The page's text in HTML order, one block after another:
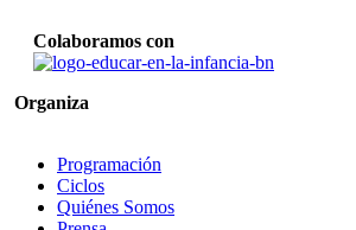
Colaboramos con
Organiza
Programación
Ciclos
Quiénes Somos